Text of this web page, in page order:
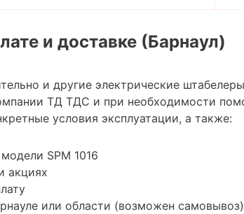
и доставке (Барнаул)
и другие электрические
ТД ТДС и при необходимости
условия эксплуатации, а также:
SPM 1016
акциях
или области (возможен самовывоз)